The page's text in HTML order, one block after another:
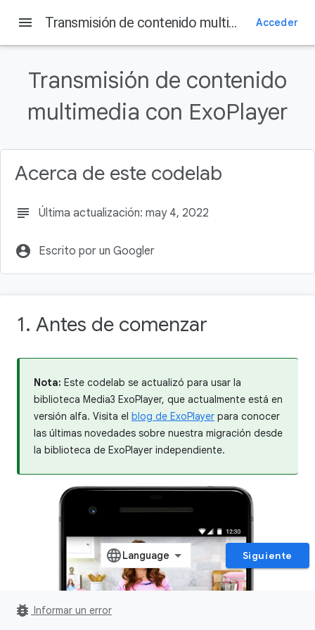
Android Developers
Imprescindibles
En esta página
Antes de comenzar
Requisitos previos
Actividades
menu Transmisión de contenido multimedia con ExoPlayer Acceder
Transmisión de contenido
multimedia con ExoPlayer
Acerca de este codelab
subject Última actualización: may 4, 2022
account_circle Escrito por un Googler
1. Antes de comenzar
Nota: Este codelab se actualizó para usar la
biblioteca Media3 ExoPlayer, que actualmente está en
versión alfa. Visita el blog de ExoPlayer para conocer
las últimas novedades sobre nuestra migración desde
la biblioteca de ExoPlayer independiente.
Siguiente
bug_report Informar un error